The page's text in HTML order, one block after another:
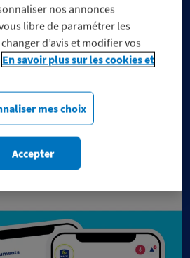
dépenses, pas
de marques engagées
nos annonces
libre de paramétrer les
d’avis et modifier vos
En savoir plus sur les cookies et
mes choix
Accepter